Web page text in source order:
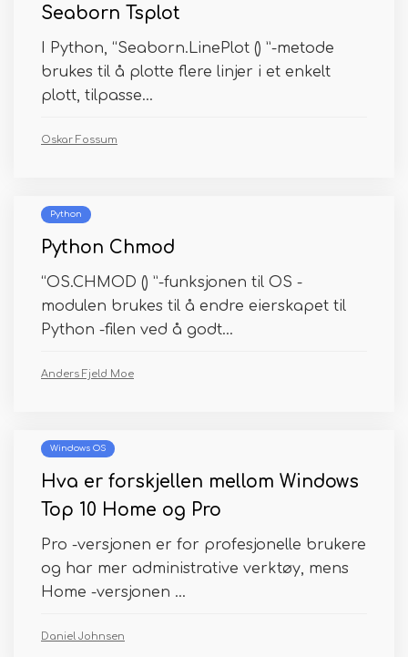
Seaborn Tsplot
I Python, “Seaborn.LinePlot () ”-metode
brukes til å plotte flere linjer i et enkelt
plott, tilpasse...
Oskar Fossum
Python
Python Chmod
“OS.CHMOD () ”-funksjonen til OS -
modulen brukes til å endre eierskapet til
Python -filen ved å godt...
Anders Fjeld Moe
Windows OS
Hva er forskjellen mellom Windows
Top 10 Home og Pro
Pro -versjonen er for profesjonelle brukere
og har mer administrative verktøy, mens
Home -versjonen ...
Daniel Johnsen